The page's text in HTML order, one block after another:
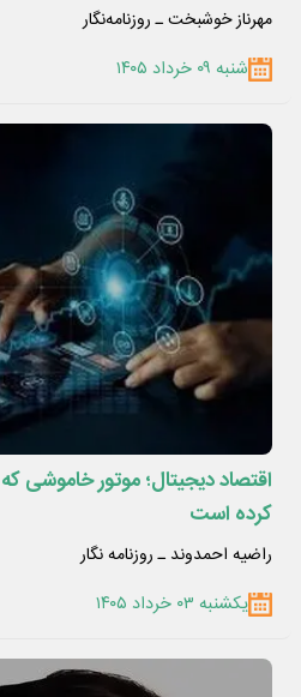
مهرناز خوشبخت ـ روزنامه‌نگار
شنبه ۰۹ خرداد ۱۴۰۵
اقتصاد دیجیتال؛ موتور خاموشی که
کرده است
راضیه احمدوند ـ روزنامه نگار
یکشنبه ۰۳ خرداد ۱۴۰۵